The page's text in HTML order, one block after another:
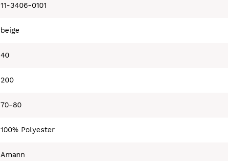
11-3406-0101
beige
40
200
70-80
100% Polyester
Amann